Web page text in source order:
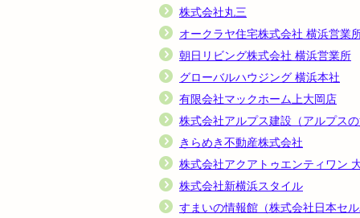
株式会社丸三
オークラヤ住宅株式会社 横浜営業
朝日リビング株式会社 横浜営業所
グローバルハウジング 横浜本社
有限会社マックホーム上大岡店
株式会社アルプス建設（アルプスの
きらめき不動産株式会社
株式会社アクアトゥエンティワン
株式会社新横浜スタイル
すまいの情報館（株式会社日本セル